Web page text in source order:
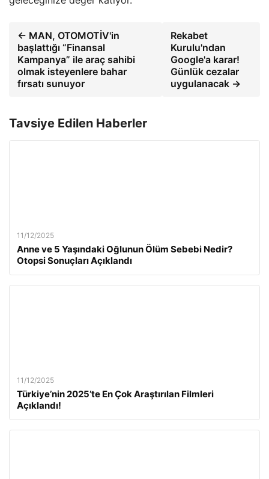
← MAN, OTOMOTİV'in
başlattığı “Finansal
Kampanya” ile araç sahibi
olmak isteyenlere bahar
fırsatı sunuyor
Rekabet
Kurulu'ndan
Google'a karar!
Günlük cezalar
uygulanacak →
Tavsiye Edilen Haberler
11/12/2025
Anne ve 5 Yaşındaki Oğlunun Ölüm Sebebi Nedir?
Otopsi Sonuçları Açıklandı
11/12/2025
Türkiye’nin 2025’te En Çok Araştırılan Filmleri
Açıklandı!